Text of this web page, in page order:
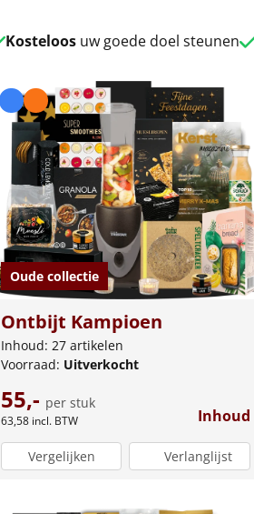
Oude collectie
Ontbijt Kampioen
Inhoud: 27 artikelen
Voorraad: Uitverkocht
55,- per stuk
63,58 incl. BTW Inhoud
Vergelijken Verlanglijst
Kosteloosuw goede doel steunen